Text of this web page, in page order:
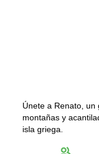
Únete a Renato,
montañas y
isla griega.